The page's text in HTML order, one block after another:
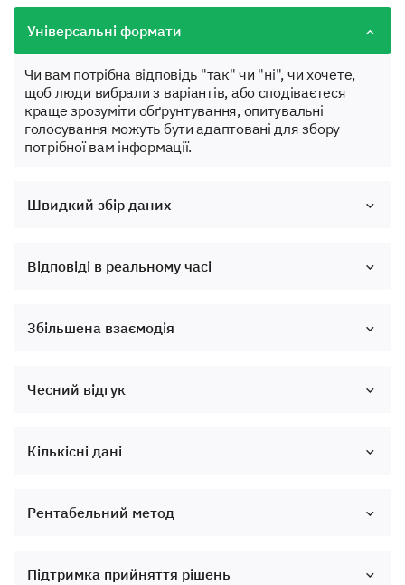
We're Almost There! Your Final Thoughts
Just a few more questions to gauge your final
thoughts and any additional feedback you may have.
How likely are you to recommend our
services/products to a friend or colleague?
6 7
suggestions for us?
Універсальні формати
Чи вам потрібна відповідь "так" чи "ні", чи хочете,
щоб люди вибрали з варіантів, або сподіваєтеся
краще зрозуміти обґрунтування, опитувальні
голосування можуть бути адаптовані для збору
потрібної вам інформації.
Швидкий збір даних
Відповіді в реальному часі
Збільшена взаємодія
Чесний відгук
Кількісні дані
Рентабельний метод
Підтримка прийняття рішень